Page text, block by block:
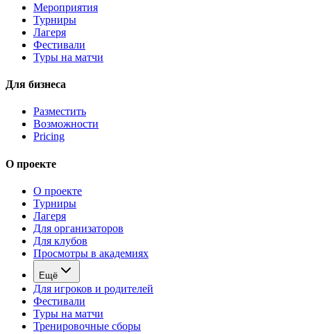
Мероприятия
Турниры
Лагеря
Фестивали
Туры на матчи
Для бизнеса
Разместить
Возможности
Pricing
О проекте
О проекте
Турниры
Лагеря
Для организаторов
Для клубов
Просмотры в академиях
Ещё
Для игроков и родителей
Фестивали
Туры на матчи
Тренировочные сборы